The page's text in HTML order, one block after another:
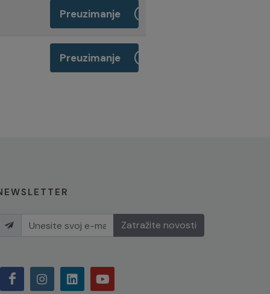
Preuzimanje
Preuzimanje
Zatražite novosti